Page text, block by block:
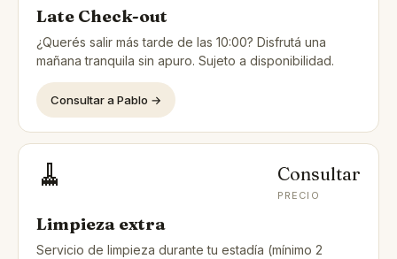
Late Check-out
¿Querés salir más tarde de las 10:00? Disfrutá una
mañana tranquila sin apuro. Sujeto a disponibilidad.
Consultar a Pablo →
🧹 Consultar
PRECIO
Limpieza extra
Servicio de limpieza durante tu estadía (mínimo 2